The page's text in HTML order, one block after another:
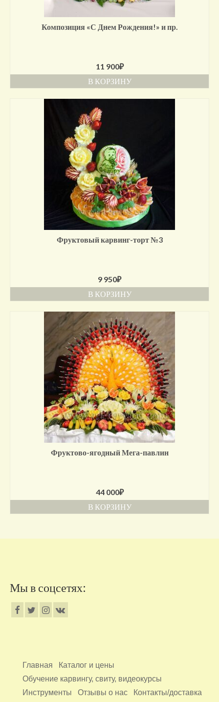
Композиция «С Днем Рождения!» и пр.
11 900₽
В КОРЗИНУ
Фруктовый карвинг-торт №3
9 950₽
В КОРЗИНУ
Фруктово-ягодный Мега-павлин
44 000₽
В КОРЗИНУ
Мы в соцсетях:
Главная
Каталог и цены
Обучение карвингу, свиту, видеокурсы
Инструменты
Отзывы о нас Контакты/доставка